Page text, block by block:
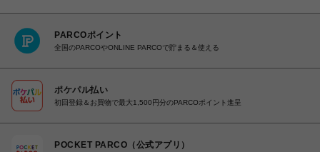
PARCOポイント
全国のPARCOやONLINE PARCOで貯まる＆使える
ポケパル払い
初回登録＆お買物で最大1,500円分のPARCOポイント進呈
POCKET PARCO（公式アプリ）